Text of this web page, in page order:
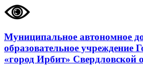
Муниципальное автономное
образовательное учреждение
«город Ирбит» Свердловской